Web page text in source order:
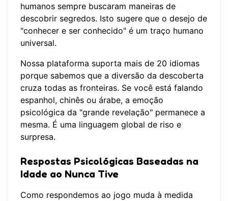
humanos sempre buscaram maneiras de
descobrir segredos. Isto sugere que o desejo de
"conhecer e ser conhecido" é um traço humano
universal.
Nossa plataforma suporta mais de 20 idiomas
porque sabemos que a diversão da descoberta
cruza todas as fronteiras. Se você está falando
espanhol, chinês ou árabe, a emoção
psicológica da "grande revelação" permanece a
mesma. É uma linguagem global de riso e
surpresa.
Respostas Psicológicas Baseadas na
Idade ao Nunca Tive
Como respondemos ao jogo muda à medida